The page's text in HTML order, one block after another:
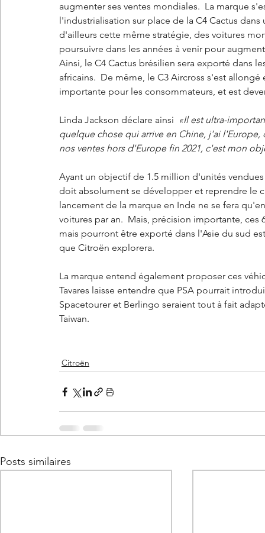
augmenter ses ventes mondiales.  La marque
l'industrialisation sur place de la C4 Cactus
d'ailleurs cette même stratégie, des voitures
poursuivre dans les années à venir pour
Ainsi, le C4 Cactus brésilien sera exporté dans
africains.  De même, le C3 Aircross s'est
importante pour les consommateurs, et est
Linda Jackson déclare ainsi «Il est ultra-
quelque chose qui arrive en Chine, j'ai
nos ventes hors d'Europe fin 2021, c'est mon
Ayant un objectif de 1.5 million d'unités
doit absolument se développer et reprendre le
lancement de la marque en Inde ne se fera
voitures par an.  Mais, précision importante, ces
mais pourront être exporté dans l'Asie du sud
que Citroën explorera.
La marque entend également proposer ces
Tavares laisse entendre que PSA pourrait
Spacetourer et Berlingo seraient tout à fait
Taiwan.
Citroën
Posts similaires